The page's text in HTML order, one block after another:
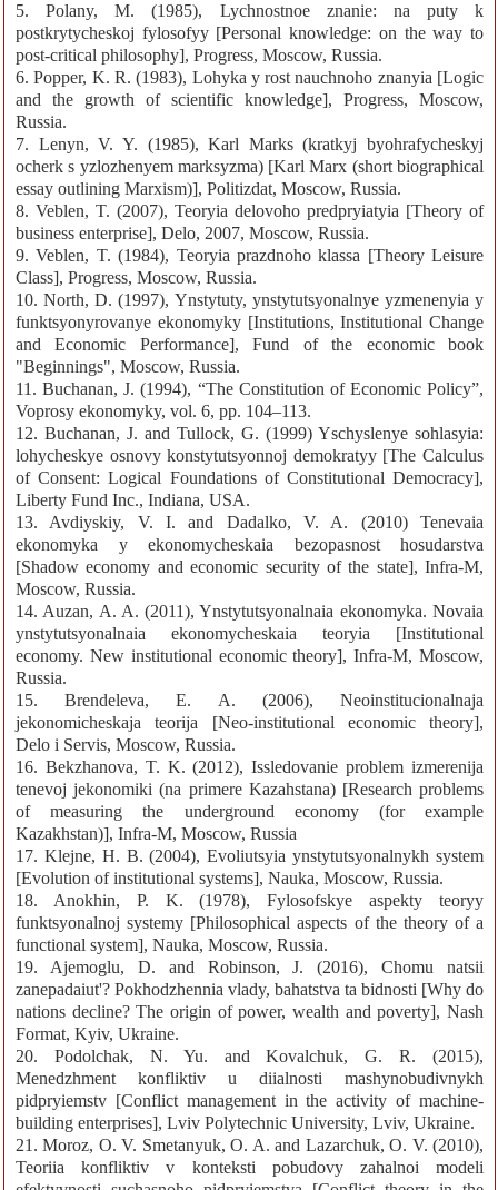
5. Polany, M. (1985), Lychnostnoe znanie: na puty k
postkrytycheskoj fylosofyy [Personal knowledge: on the way to
post-critical philosophy], Progress, Moscow, Russia.
6. Popper, K. R. (1983), Lohyka y rost nauchnoho znanyia [Logic
and the growth of scientific knowledge], Progress, Moscow,
Russia.
7. Lenyn, V. Y. (1985), Karl Marks (kratkyj byohrafycheskyj
ocherk s yzlozhenyem marksyzma) [Karl Marx (short biographical
essay outlining Marxism)], Politizdat, Moscow, Russia.
8. Veblen, T. (2007), Teoryia delovoho predpryiatyia [Theory of
business enterprise], Delo, 2007, Moscow, Russia.
9. Veblen, T. (1984), Teoryia prazdnoho klassa [Theory Leisure
Class], Progress, Moscow, Russia.
10. North, D. (1997), Ynstytuty, ynstytutsyonalnye yzmenenyia y
funktsyonyrovanye ekonomyky [Institutions, Institutional Change
and Economic Performance], Fund of the economic book
"Beginnings", Moscow, Russia.
11. Buchanan, J. (1994), “The Constitution of Economic Policy”,
Voprosy ekonomyky, vol. 6, pp. 104–113.
12. Buchanan, J. and Tullock, G. (1999) Yschyslenye sohlasyia:
lohycheskye osnovy konstytutsyonnoj demokratyy [The Calculus
of Consent: Logical Foundations of Constitutional Democracy],
Liberty Fund Inc., Indiana, USA.
13. Avdiyskiy, V. I. and Dadalko, V. A. (2010) Tenevaia
ekonomyka y ekonomycheskaia bezopasnost hosudarstva
[Shadow economy and economic security of the state], Infra-M,
Moscow, Russia.
14. Auzan, A. A. (2011), Ynstytutsyonalnaia ekonomyka. Novaia
ynstytutsyonalnaia ekonomycheskaia teoryia [Institutional
economy. New institutional economic theory], Infra-M, Moscow,
Russia.
15. Brendeleva, E. A. (2006), Neoinstitucionalnaja
jekonomicheskaja teorija [Neo-institutional economic theory],
Delo i Servis, Moscow, Russia.
16. Bekzhanova, T. K. (2012), Issledovanie problem izmerenija
tenevoj jekonomiki (na primere Kazahstana) [Research problems
of measuring the underground economy (for example
Kazakhstan)], Infra-M, Moscow, Russia
17. Klejne, H. B. (2004), Evoliutsyia ynstytutsyonalnykh system
[Evolution of institutional systems], Nauka, Moscow, Russia.
18. Anokhin, P. K. (1978), Fylosofskye aspekty teoryy
funktsyonalnoj systemy [Philosophical aspects of the theory of a
functional system], Nauka, Moscow, Russia.
19. Ajemoglu, D. and Robinson, J. (2016), Chomu natsii
zanepadaiut'? Pokhodzhennia vlady, bahatstva ta bidnosti [Why do
nations decline? The origin of power, wealth and poverty], Nash
Format, Kyiv, Ukraine.
20. Podolchak, N. Yu. and Kovalchuk, G. R. (2015),
Menedzhment konfliktiv u diialnosti mashynobudivnykh
pidpryiemstv [Conflict management in the activity of machine-
building enterprises], Lviv Polytechnic University, Lviv, Ukraine.
21. Moroz, O. V. Smetanyuk, O. A. and Lazarchuk, O. V. (2010),
Teoriia konfliktiv v konteksti pobudovy zahalnoi modeli